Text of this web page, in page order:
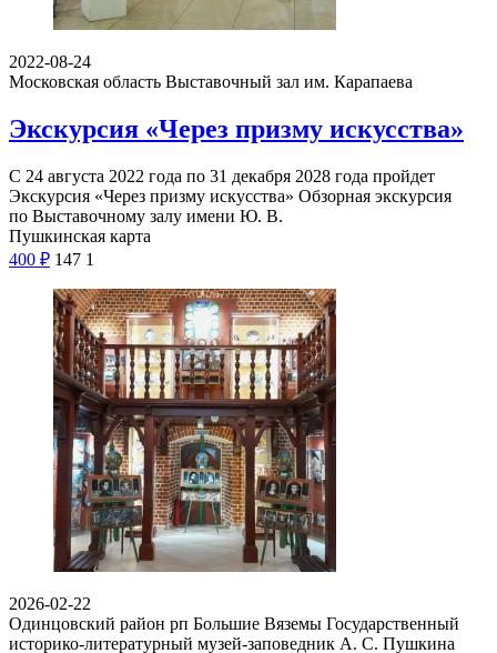
2022-08-24
Московская область Выставочный зал им. Карапаева
Экскурсия «Через призму искусства»
С 24 августа 2022 года по 31 декабря 2028 года пройдет
Экскурсия «Через призму искусства» Обзорная экскурсия
по Выставочному залу имени Ю. В.
Пушкинская карта
400 ₽ 147 1
2026-02-22
Одинцовский район рп Большие Вяземы Государственный
историко-литературный музей-заповедник А. С. Пушкина